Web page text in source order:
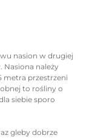
nasion w drugiej
Nasiona należy
metra przestrzeni
to rośliny o
siebie sporo
gleby dobrze